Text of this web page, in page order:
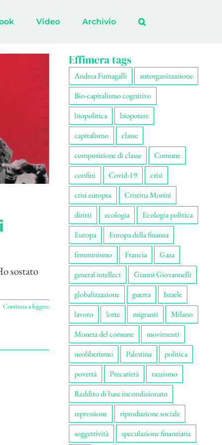
Video Archivio
sostato
Continua a leggere
Effimera tags
Andrea Fumagalli
autorganizzazione
Bio-capitalismo cognitivo
biopolitica
biopotere
capitalismo
classe
composizione di classe
Comune
confini
Covid-19
crisi
crisi europea
Cristina Morini
diritti
ecologia
Ecologia politica
Europa
Europa della finanza
femminismo
Francia
Gaza
general intellect
Gianni Giovannelli
globalizzazione
guerra
Israele
lavoro
lotte migranti
Milano
Moneta del comune
movimenti
neoliberismo
Palestina
politica
povertà
Precarietà
razzismo
Reddito di base incondizionato
repressione
riproduzione sociale
soggettività
speculazione finanziaria